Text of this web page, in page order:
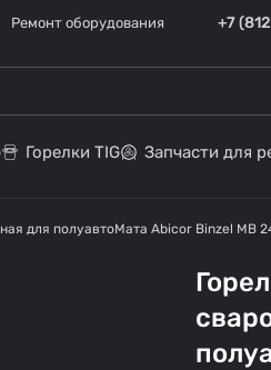
Ремонт оборудования +7
Горелки TIG Запчасти для
для полуавтоМата Abicor Binzel MB